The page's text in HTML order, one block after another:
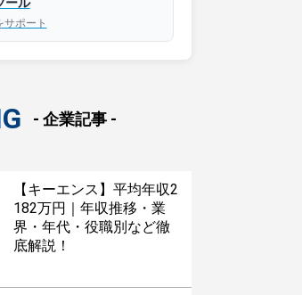
サポート
- 企業記事 -
【キーエンス】平均年収2
182万円｜年収推移・業
界・年代・役職別など徹
底解説！